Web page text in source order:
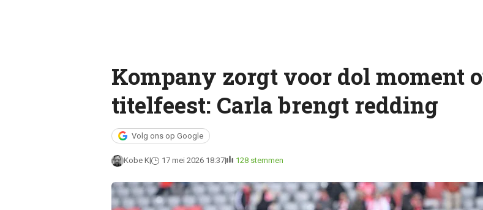
Kompany zorgt voor dol moment
titelfeest: Carla brengt redding
Volg ons op Google
Kobe K 17 mei 2026 18:37 128 stemmen